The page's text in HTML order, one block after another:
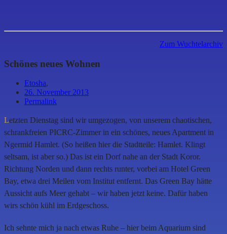
Zum Wuchtelarchiv
Schönes neues Wohnen
Etosha,
26. November 2013
Permalink
Letzten Dienstag sind wir umgezogen, von unserem chaotischen,
schrankfreien PICRC-Zimmer in ein schönes, neues Apartment in
Ngermid Hamlet. (So heißen hier die Stadtteile: Hamlet. Klingt
seltsam, ist aber so.) Das ist ein Dorf nahe an der Stadt Koror.
Richtung Norden und dann rechts runter, vorbei am Hotel Green
Bay, etwa drei Meilen vom Institut entfernt. Das Green Bay hätte
Aussicht aufs Meer gehabt – wir haben jetzt keine. Dafür haben
wirs schön kühl im Erdgeschoss.
Ich sehnte mich ja nach etwas Ruhe – hier beim Aquarium sind